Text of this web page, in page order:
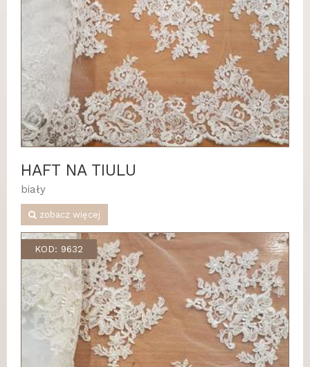
HAFT NA TIULU
biały
zobacz więcej
KOD: 9632